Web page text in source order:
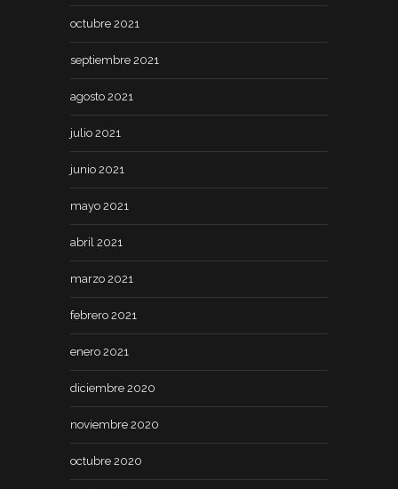
octubre 2021
septiembre 2021
agosto 2021
julio 2021
junio 2021
mayo 2021
abril 2021
marzo 2021
febrero 2021
enero 2021
diciembre 2020
noviembre 2020
octubre 2020